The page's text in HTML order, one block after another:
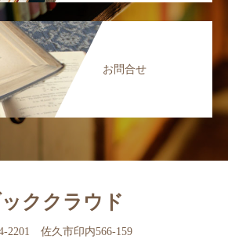
お問合せ
ククラウド
2201 佐久市印内566-159